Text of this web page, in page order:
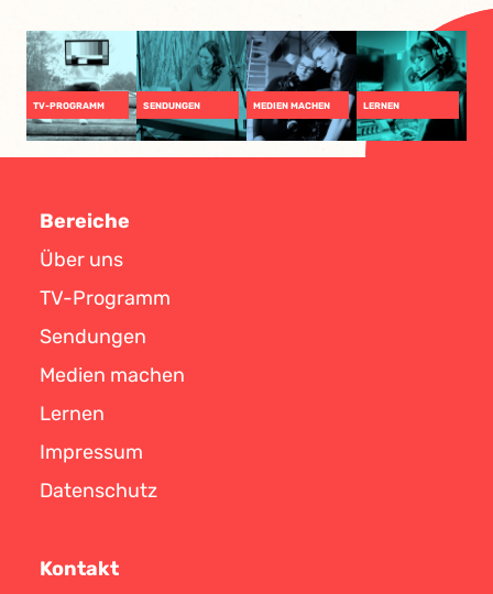
TV-PROGRAMM SENDUNGEN MEDIEN MACHEN LERNEN
Bereiche
Über uns
TV-Programm
Sendungen
Medien machen
Lernen
Impressum
Datenschutz
Kontakt